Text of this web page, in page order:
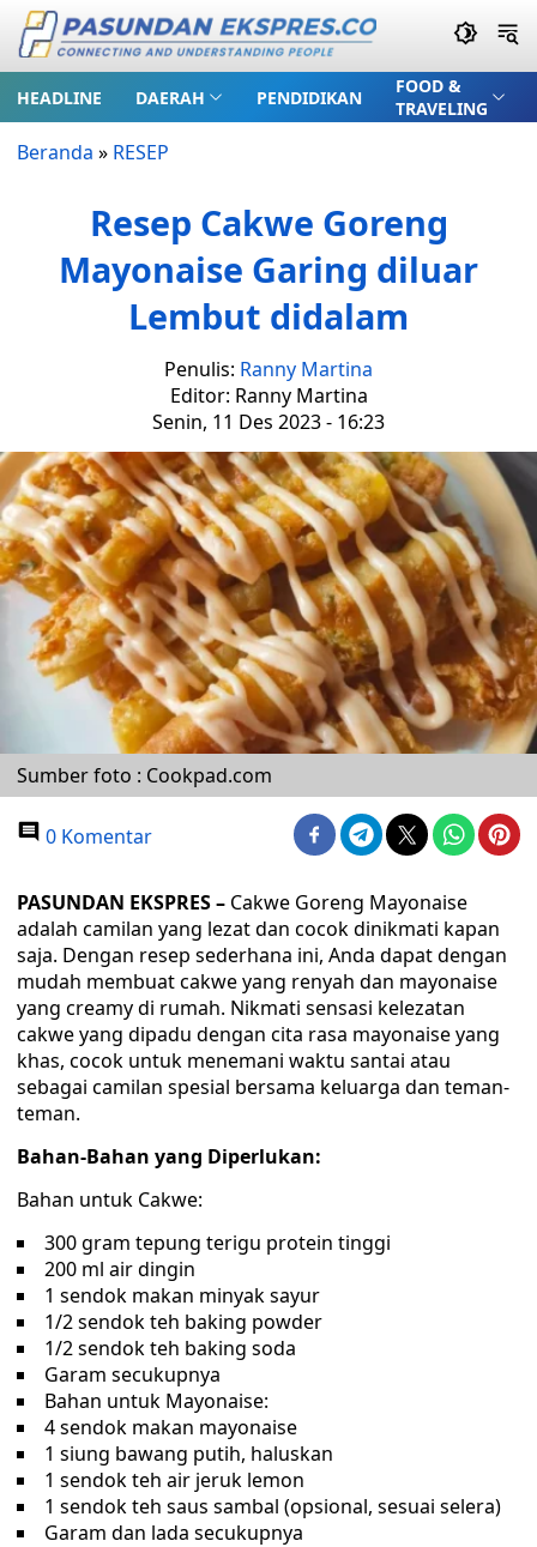
HEADLINE DAERAH PENDIDIKAN
FOOD &
TRAVELING
Beranda » RESEP
Resep Cakwe Goreng
Mayonaise Garing diluar
Lembut didalam
Penulis: Ranny Martina
Editor: Ranny Martina
Senin, 11 Des 2023 - 16:23
Sumber foto : Cookpad.com
0 Komentar
PASUNDAN EKSPRES– Cakwe Goreng Mayonaise
adalah camilan yang lezat dan cocok dinikmati kapan
saja. Dengan resep sederhana ini, Anda dapat dengan
mudah membuat cakwe yang renyah dan mayonaise
yang creamy di rumah. Nikmati sensasi kelezatan
cakwe yang dipadu dengan cita rasa mayonaise yang
khas, cocok untuk menemani waktu santai atau
sebagai camilan spesial bersama keluarga dan teman-
teman.
Bahan-Bahan yang Diperlukan:
Bahan untuk Cakwe:
300 gram tepung terigu protein tinggi
200 ml air dingin
1 sendok makan minyak sayur
1/2 sendok teh baking powder
1/2 sendok teh baking soda
Garam secukupnya
Bahan untuk Mayonaise:
4 sendok makan mayonaise
1 siung bawang putih, haluskan
1 sendok teh air jeruk lemon
1 sendok teh saus sambal (opsional, sesuai selera)
Garam dan lada secukupnya